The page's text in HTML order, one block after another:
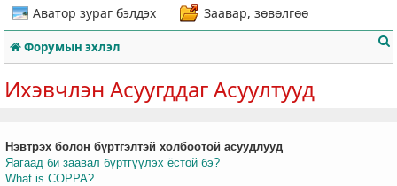
Аватор зураг бэлдэх
Заавар, зөвөлгөө
Форумын эхлэл
Ихэвчлэн Асуугддаг Асуултууд
Нэвтрэх болон бүртгэлтэй холбоотой асуудлууд
Яагаад би заавал бүртгүүлэх ёстой бэ?
What is COPPA?